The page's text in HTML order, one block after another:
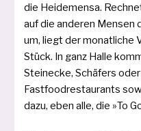
die Heidemensa.
auf die ande­ren
um, liegt der monat­li­che
Stück. In ganz Halle
Steinecke, Schäfers
Fastfoodrestaurants
dazu, eben alle, die »To